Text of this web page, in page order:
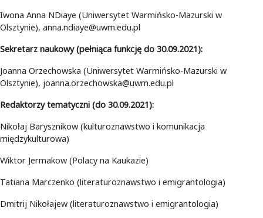
Iwona Anna NDiaye (Uniwersytet Warmińsko-Mazurski w
Olsztynie), anna.ndiaye@uwm.edu.pl
Sekretarz naukowy (pełniąca funkcję do 30.09.2021):
Joanna Orzechowska (Uniwersytet Warmińsko-Mazurski w
Olsztynie), joanna.orzechowska@uwm.edu.pl
Redaktorzy tematyczni (do 30.09.2021):
Nikołaj Barysznikow (kulturoznawstwo i komunikacja
międzykulturowa)
Wiktor Jermakow (Polacy na Kaukazie)
Tatiana Marczenko (literaturoznawstwo i emigrantologia)
Dmitrij Nikołajew (literaturoznawstwo i emigrantologia)